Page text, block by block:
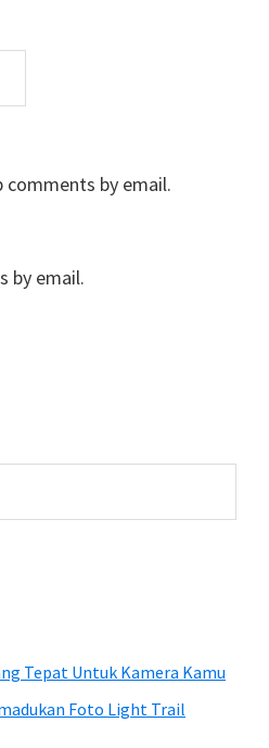
by email.
by email.
Tepat Untuk Kamera Kamu
Foto Light Trail